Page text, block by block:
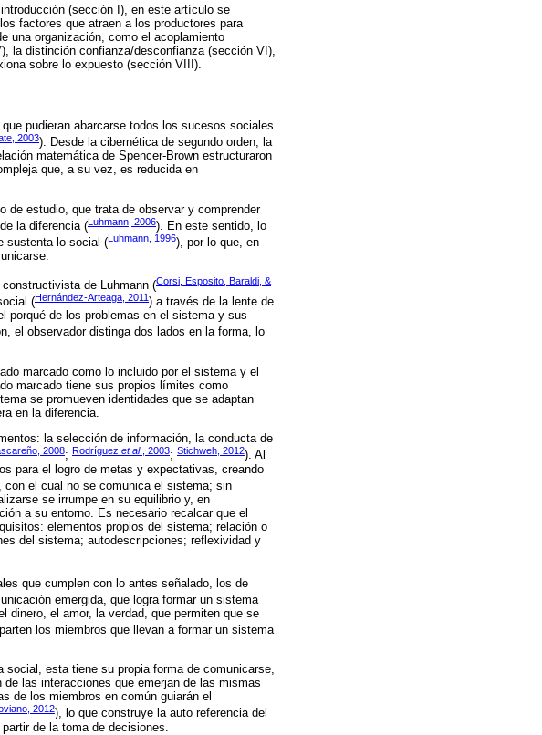
(sección I), en este artículo se
factores que atraen a los productores para
una organización, como el acoplamiento
la distinción confianza/desconfianza (sección VI),
sobre lo expuesto (sección VIII).
pudieran abarcarse todos los sucesos sociales
2003). Desde la cibernética de segundo orden, la
matemática de Spencer-Brown estructuraron
que, a su vez, es reducida en
de estudio, que trata de observar y comprender
la diferencia (Luhmann, 2006). En este sentido, lo
sustenta lo social (Luhmann, 1996), por lo que, en
de Luhmann (Corsi, Esposito, Baraldi, &
(Hernández-Arteaga, 2011) a través de la lente de
porqué de los problemas en el sistema y sus
el observador distinga dos lados en la forma, lo
marcado como lo incluido por el sistema y el
marcado tiene sus propios límites como
se promueven identidades que se adaptan
en la diferencia.
la selección de información, la conducta de
2008; Rodríguez et al., 2003; Stichweh, 2012). Al
para el logro de metas y expectativas, creando
con el cual no se comunica el sistema; sin
se irrumpe en su equilibrio y, en
a su entorno. Es necesario recalcar que el
elementos propios del sistema; relación o
del sistema; autodescripciones; reflexividad y
que cumplen con lo antes señalado, los de
emergida, que logra formar un sistema
dinero, el amor, la verdad, que permiten que se
los miembros que llevan a formar un sistema
esta tiene su propia forma de comunicarse,
las interacciones que emerjan de las mismas
de los miembros en común guiarán el
2012), lo que construye la auto referencia del
de la toma de decisiones.